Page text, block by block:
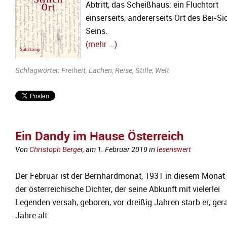
Abtritt, das Scheißhaus: ein Fluchtort
einserseits, andererseits Ort des Bei-
Seins.
(mehr …)
Schlagwörter: Freiheit, Lachen, Reise, Stille, Welt
Ein Dandy im Hause Österreich
VonChristoph Berger, am 1. Februar 2019inlesenswert
Der Februar ist der Bernhardmonat, 1931 in diesem
der österreichische Dichter, der seine Abkunft mit vielerlei
Legenden versah, geboren, vor dreißig Jahren starb er,
Jahre alt.